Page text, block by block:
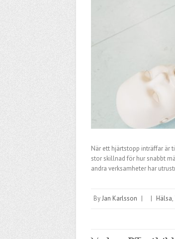
När ett hjärtstopp inträffar är
stor skillnad för hur snabbt
andra verksamheter har
ByJan Karlsson | | Hälsa,